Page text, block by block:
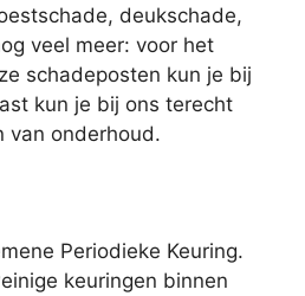
deukschade,
veel meer: voor het
schadeposten kun je bij
kun je bij ons terecht
van onderhoud.
Periodieke Keuring.
keuringen binnen